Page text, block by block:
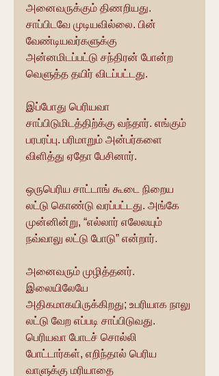
அனைவருக்கும் திணறியது.
சாப்பிடவே முடியவில்லை. பின்
வேண்டியவர்களுக்கு
அன்னமிடப்பட்டு சந்திரன் போன்ற
வெளுத்த தயிர் விடப்பட்டது.
இப்போது பெரியவா
சாப்பிடுமிடத்திற்க்கு வந்தார். எங்கும்
பரபரப்பு. பரிமாறும் அன்பர்களை
விளித்து ஏதோ பேசினார்.
ஒருபெரிய சாட்டாங் கூடை நிறைய
லட்டு கொண்டு வரப்பட்டது. அங்கே
முன்னின்று, “எல்லார் எலேலயும்
நவ்வாலு லட்டு போடு” என்றார்.
அனைவரும் முழித்தனர்.
இலையிலேயே
அதிகமாகயிருக்கிறது; உபரியாக நாலு
லட்டு வேற எப்படி சாப்பிடுவது.
பெரியவா போடச் சொல்லி
போட்டார்கள், எறிந்தால் பெரிய
வாளுக்கு மரியாதை